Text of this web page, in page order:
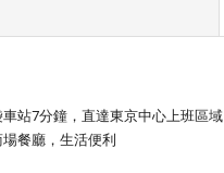
站7分鐘，直達東京中心上班區域
餐廳，生活便利